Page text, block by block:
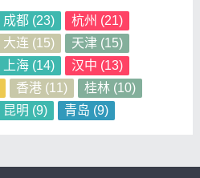
成都(23) 杭州 (21)
大连 (15) 天津(15)
上海(14) 汉中 (13)
香港(11) 桂林(10)
昆明 (9) 青岛 (9)